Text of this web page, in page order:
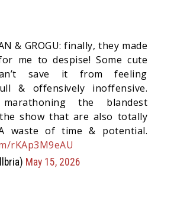
& GROGU: finally, they made
me to despise! Some cute
save it from feeling
& offensively inoffensive.
the blandest
show that are also totally
waste of time & potential.
rKAp3M9eAU
May 15, 2026